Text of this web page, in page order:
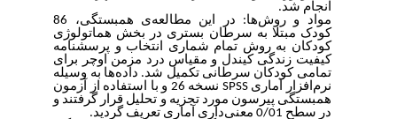
انجام شد.
مواد و روش‌ها: در این مطالعه‌ی همبستگی، 86
کودک مبتلا به سرطان بستری در بخش هماتولوژی
کودکان به روش تمام شماری انتخاب و پرسشنامه
کیفیت زندگی کیندل و مقیاس درد مزمن اوچر برای
تمامی کودکان سرطانی تکمیل شد. داده‌ها به وسیله
نرم‌افزار آماری SPSS
نسخه 26 و با استفاده از آزمون
همبستگی پیرسون مورد تجزیه و تحلیل قرار گرفتند و
در سطح 0/01 معنی‌داری آماری تعریف گردید
.